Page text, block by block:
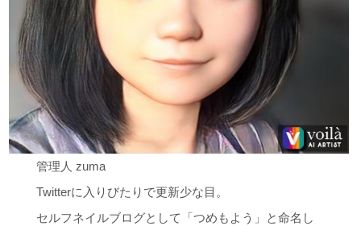
管理人 zuma
Twitterに入りびたりで更新少な目。
セルフネイルブログとして「つめもよう」と命名し